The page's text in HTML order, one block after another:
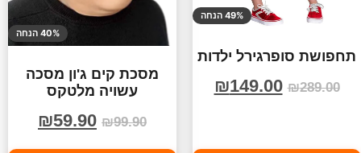
49% הנחה
תחפושת סופרגירל ילדות
₪289.00
₪149.00
40% הנחה
מסכת קים ג'ון מסכה
עשויה מלטקס
₪99.90
₪59.90